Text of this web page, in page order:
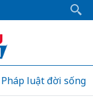
Pháp luật đời sống